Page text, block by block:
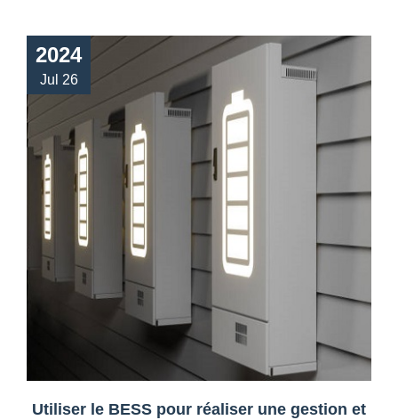
2024
Jul 26
Utiliser le BESS pour réaliser une gestion et